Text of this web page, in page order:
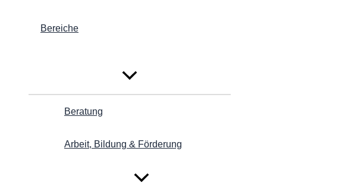
Bereiche
Beratung
Arbeit, Bildung & Förderung